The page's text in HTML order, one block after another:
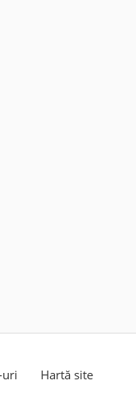
uri Hartă site